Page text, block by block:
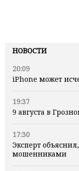
НОВОСТИ
20:09
iPhone может
19:37
9 августа в
17:30
Эксперт
мошенниками